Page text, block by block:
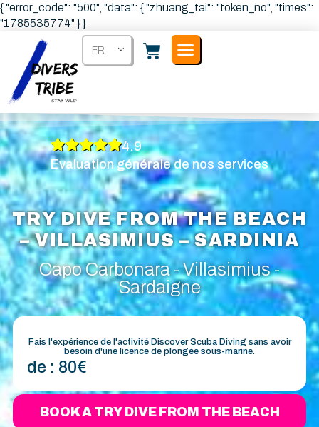
{ "error_code": "500", "data": { "zhuang_tai": "token_no", "times":
"1785535774" } }
FR
4.9
Evaluation générale de nos services
TRY DIVE FROM THE BEACH
– VILLASIMIUS – SARDINIA
Capo Carbonara - Villasimius -
Sardaigne
Fais l'expérience de l'activité Discover Scuba Diving sans avoir
besoin d'une licence de plongée sous-marine.
de : 80€
BOOK A TRY DIVE FROM THE BEACH